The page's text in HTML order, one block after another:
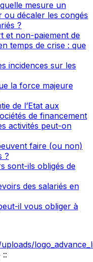
mesure un
décaler les congés
?
et non-paiement de
temps de crise : que
incidences sur les
la force majeure
de l’Etat aux
de financement
activités peut-on
faire (ou non)
?
sont-ils obligés de
des salariés en
il vous obliger à